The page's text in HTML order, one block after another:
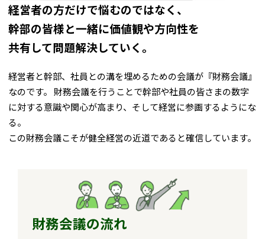
経営者の方だけで悩むのではなく、
幹部の皆様と一緒に価値観や方向性を
共有して問題解決していく。
経営者と幹部、社員との溝を埋めるための会議が『財務会議』
なのです。 財務会議を行うことで幹部や社員の皆さまの数字
に対する意識や関心が高まり、そして経営に参画するようにな
る。
この財務会議こそが健全経営の近道であると確信しています。
財務会議の流れ